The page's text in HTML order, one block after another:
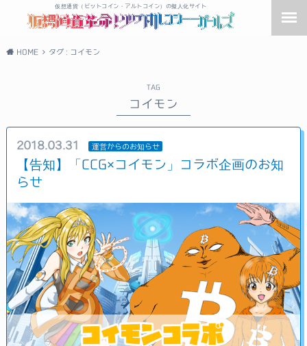
仮想通貨（ビットコイン・アルトコイン）の擬人化サイト
HOME タグ : コイモン
TAG
コイモン
2018.03.31 運営からのお知らせ
【告知】「CCG×コイモン」コラボ企画のお知
らせ